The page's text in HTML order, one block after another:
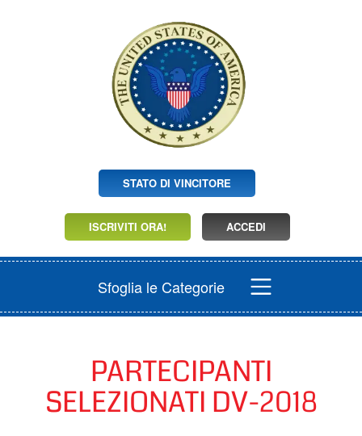
STATO DI VINCITORE
ISCRIVITI ORA! ACCEDI
Sfoglia le Categorie
PARTECIPANTI
SELEZIONATI DV-2018